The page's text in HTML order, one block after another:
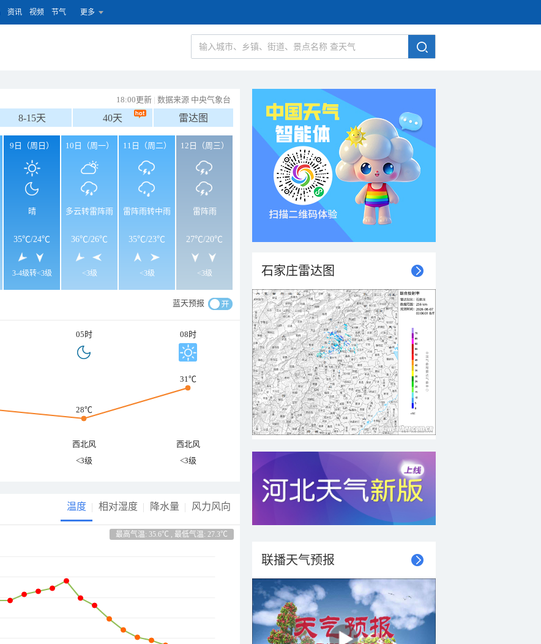
资讯 视频 节气 更多
18:00更新 | 数据来源 中央气象台
8-15天 40天 雷达图
9日（周日）
晴
35℃/24℃
3-4级转<3级
10日（周一）
多云转雷阵雨
36℃/26℃
<3级
11日（周二）
雷阵雨转中雨
35℃/23℃
<3级
12日（周三）
雷阵雨
27℃/20℃
<3级
蓝天预报
05时 08时
28℃
31℃
西北风
西北风
<3级 <3级
温度 相对湿度 降水量 风力风向
最高气温: 35.6℃ , 最低气温: 27.3℃
石家庄雷达图
联播天气预报